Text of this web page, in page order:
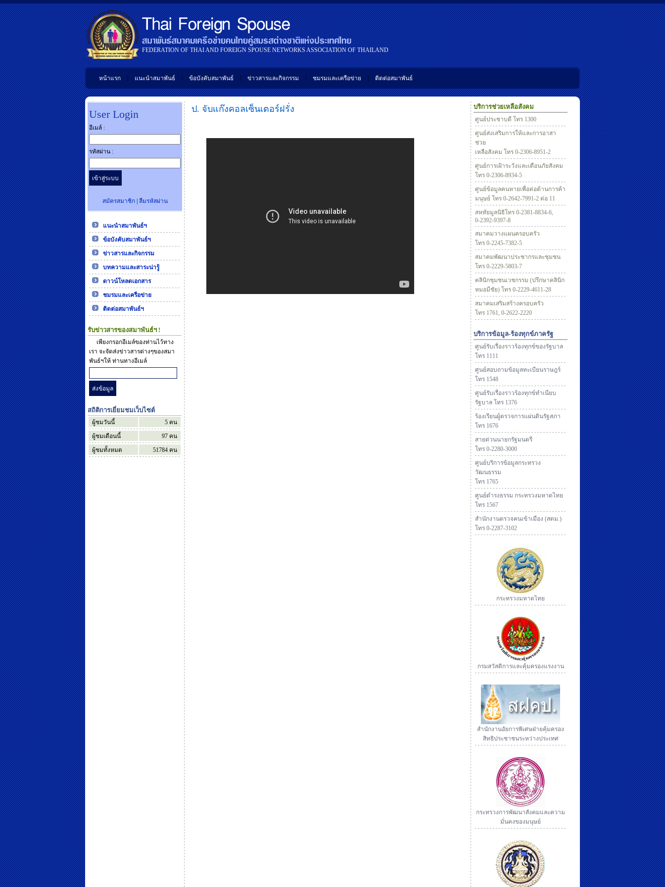
FEDERATION OF THAI AND FOREIGN SPOUSE NETWORKS ASSOCIATION OF THAILAND
หน้าแรก แนะนำสมาพันธ์ ข้อบังคับสมาพันธ์ ข่าวสารและกิจกรรม ชมรมและเครือข่าย ติดต่อสมาพันธ์
User Login
อีเมล์ :
รหัสผ่าน :
สมัครสมาชิก| ลืมรหัสผ่าน
แนะนำสมาพันธ์ฯ
ข้อบังคับสมาพันธ์ฯ
ข่าวสารและกิจกรรม
บทความและสาระน่ารู้
ดาวน์โหลดเอกสาร
ชมรมและเครือข่าย
ติดต่อสมาพันธ์ฯ
รับข่าวสารของสมาพันธ์ฯ !
เพียงกรอกอีเมล์ของท่านไว้ทาง
เรา จะจัดส่งข่าวสารต่างๆของสมา
พันธ์ฯให้ ท่านทางอีเมล์
สถิติการเยี่ยมชมเว็บไซต์
ผู้ชมวันนี้ 5 คน
ผู้ชมเดือนนี้
97 คน
ผู้ชมทั้งหมด
51784 คน
ป. จับแก๊งคอลเซ็นเตอร์ฝรั่ง บริการช่วยเหลือสังคม
ศูนย์ประชาบดี โทร 1300
ศูนย์ส่งเสริมการให้และการอาสา
ช่วย
เหลือสังคม โทร 0-2306-8951-2
ศูนย์การเฝ้าระวังและเตือนภัยสังคม
โทร 0-2306-8934-5
ศูนย์ข้อมูลคนหายเพื่อต่อต้านการค้า
มนุษย์ โทร 0-2642-7991-2 ต่อ 11
สหทัยมูลนิธิโทร 0-2381-8834-6,
0-2392-9397-8
สมาคมวางแผนครอบครัว
โทร 0-2245-7382-5
สมาคมพัฒนาประชากรและชุมชน
โทร 0-2229-5803-7
คลินิกชุมชนเวชกรรม (ปรึกษาคลินิก
หมอมีชัย) โทร 0-2229-4611-28
สมาคมเสริมสร้างครอบครัว
โทร 1761, 0-2622-2220
บริการข้อมูล-ร้องทุกข์ภาครัฐ
ศูนย์รับเรื่องราวร้องทุกข์ของรัฐบาล
โทร 1111
ศูนย์สอบถามข้อมูลทะเบียนราษฎร์
โทร 1548
ศูนย์รับเรื่องราวร้องทุกข์ทำเนียบ
รัฐบาล โทร 1376
ร้องเรียนผู้ตรวจการแผ่นดินรัฐสภา
โทร 1676
สายด่วนนายกรัฐมนตรี
โทร 0-2280-3000
ศูนย์บริการข้อมูลกระทรวง
วัฒนธรรม
โทร 1765
ศูนย์ดำรงธรรม กระทรวงมหาดไทย
โทร 1567
สำนักงานตรวจคนเข้าเมือง (สตม.)
โทร 0-2287-3102
กระทรวงมหาดไทย
กรมสวัสดิการและคุ้มครองแรงงาน
สำนักงานอัยการพิเศษฝ่ายคุ้มครอง
สิทธิประชาชนระหว่างประเทศ
กระทรวงการพัฒนาสังคมและความ
มั่นคงของมนุษย์